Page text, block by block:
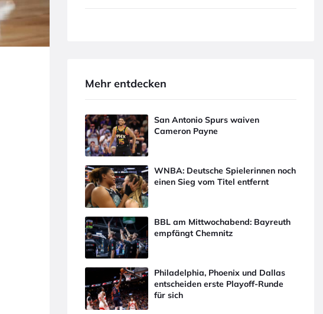
Mehr entdecken
San Antonio Spurs waiven
Cameron Payne
WNBA: Deutsche Spielerinnen noch
einen Sieg vom Titel entfernt
BBL am Mittwochabend: Bayreuth
empfängt Chemnitz
Philadelphia, Phoenix und Dallas
entscheiden erste Playoff-Runde
für sich